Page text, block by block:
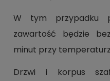
W tym przypadku
zawartość będzie
minut przy
Drzwi i korpus